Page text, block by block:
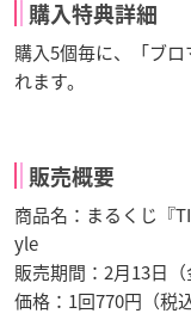
購入特典詳細
購入5個毎に、「ブ
れます。
販売概要
商品名：まるくじ『
yle
販売期間：2月13日
価格：1回770円（税込